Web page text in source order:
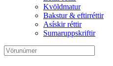
Kvöldmatur
Bakstur & eftirréttir
Asískir réttir
Sumaruppskriftir